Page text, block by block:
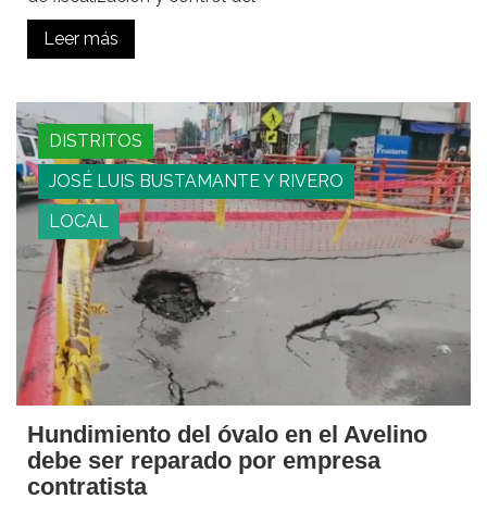
Leer más
DISTRITOS
JOSÉ LUIS BUSTAMANTE Y RIVERO
LOCAL
Hundimiento del óvalo en el Avelino
debe ser reparado por empresa
contratista